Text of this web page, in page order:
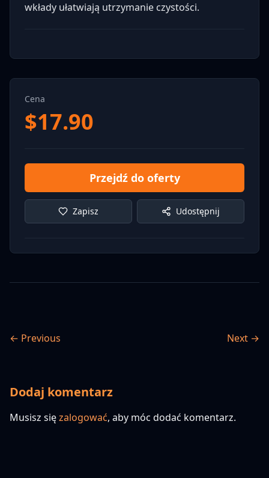
wkłady ułatwiają utrzymanie czystości.
Cena
$17.90
Przejdź do oferty
Zapisz Udostępnij
← Previous Next →
Dodaj komentarz
Musisz sięzalogować, aby móc dodać komentarz.